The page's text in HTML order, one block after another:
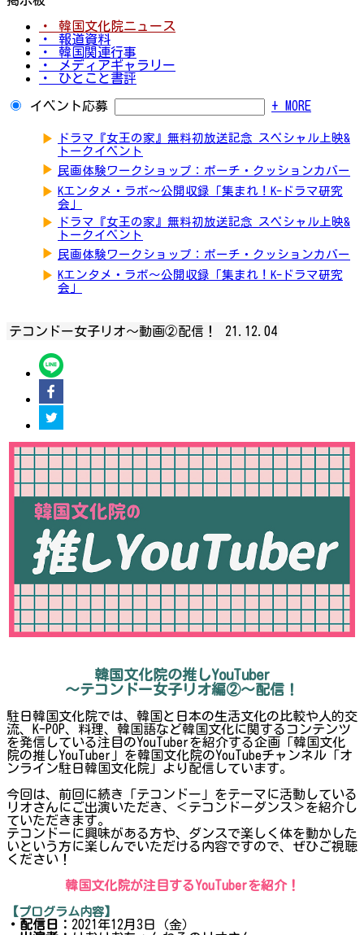
・ 韓国文化院ニュース
・ 報道資料
・ 韓国関連行事
・ メディアギャラリー
・ ひとこと書評
イベント応募 + MORE
▶
ドラマ『女王の家』無料初放送記念 スペシャル上映&
トークイベント
▶ 民画体験ワークショップ：ポーチ・クッションカバー
▶ Kエンタメ・ラボ～公開収録「集まれ！K-ドラマ研究
会」
▶
ドラマ『女王の家』無料初放送記念 スペシャル上映&
トークイベント
▶ 民画体験ワークショップ：ポーチ・クッションカバー
▶ Kエンタメ・ラボ～公開収録「集まれ！K-ドラマ研究
会」
テコンドー女子リオ～動画②配信！ 21.12.04
韓国文化院の推しYouTuber
～テコンドー女子リオ編②～配信！
駐日韓国文化院では、韓国と日本の生活文化の比較や人的交
流、K-POP、料理、韓国語など韓国文化に関するコンテンツ
を発信している注目のYouTuberを紹介する企画「韓国文化
院の推しYouTuber」を韓国文化院のYouTubeチャンネル「オ
ンライン駐日韓国文化院」より配信しています。
今回は、前回に続き「テコンドー」をテーマに活動している
リオさんにご出演いただき、＜テコンドーダンス＞を紹介し
ていただきます。
テコンドーに興味がある方や、ダンスで楽しく体を動かした
いという方に楽しんでいただける内容ですので、ぜひご視聴
ください！
韓国文化院が注目するYouTuberを紹介！
【プログラム内容】
・配信日： 2021年12月3日（金）